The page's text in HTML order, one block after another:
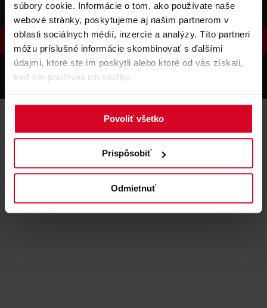
súbory cookie. Informácie o tom, ako používate naše
webové stránky, poskytujeme aj našim partnerom v
oblasti sociálnych médií, inzercie a analýzy. Títo partneri
môžu príslušné informácie skombinovať s ďalšími
údajmi, ktoré ste im poskytli alebo ktoré od vás získali,
keď ste používali ich služby.
Povoliť všetko
Prispôsobiť
Odmietnuť
SERVICE
©MUTTERERALM INNSBRUCK
IMPRESSUM
DATENSCHUTZ